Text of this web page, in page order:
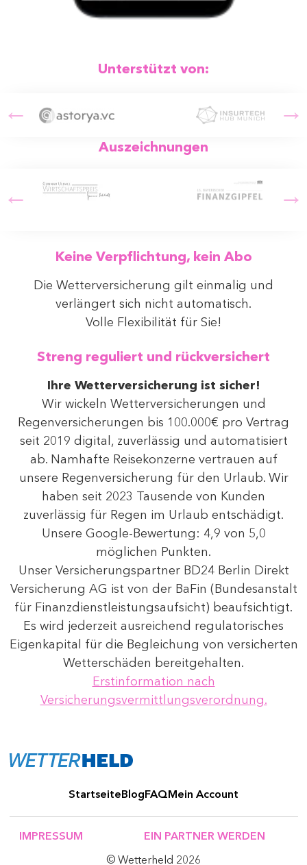
Unterstützt von:
Auszeichnungen
Keine Verpflichtung, kein Abo
Die Wetterversicherung gilt einmalig und
verlängert sich nicht automatisch.
Volle Flexibilität für Sie!
Streng reguliert und rückversichert
Ihre Wetterversicherung ist sicher!
Wir wickeln Wetterversicherungen und
Regenversicherungen bis 100.000€ pro Vertrag
seit 2019 digital, zuverlässig und automatisiert
ab. Namhafte Reisekonzerne vertrauen auf
unsere Regenversicherung für den Urlaub. Wir
haben seit 2023 Tausende von Kunden
zuverlässig für Regen im Urlaub entschädigt.
Unsere Google-Bewertung: 4,9 von 5,0
möglichen Punkten.
Unser Versicherungspartner BD24 Berlin Direkt
Versicherung AG ist von der BaFin (Bundesanstalt
für Finanzdienstleistungsaufsicht) beaufsichtigt.
Es wird jederzeit ausreichend regulatorisches
Eigenkapital für die Begleichung von versicherten
Wetterschäden bereitgehalten.
Erstinformation nach
Versicherungsvermittlungsverordnung.
StartseiteBlogFAQMein Account
© Wetterheld 2026
IMPRESSUM EIN PARTNER WERDEN